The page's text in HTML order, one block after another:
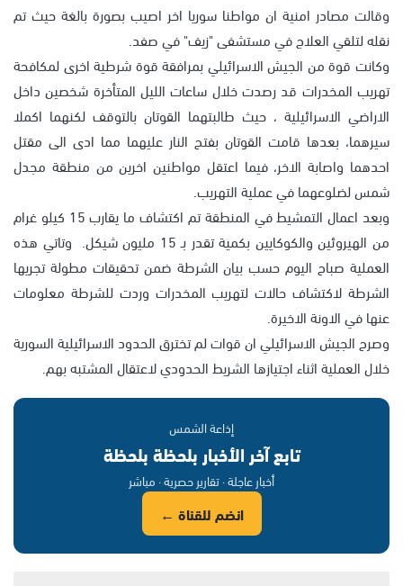
وقالت مصادر امنية ان مواطنا سوريا اخر اصيب بصورة بالغة حيث تم
نقله لتلقي العلاج في مستشفى "زيف" في صفد.
وكانت قوة من الجيش الاسرائيلي بمرافقة قوة شرطية اخرى لمكافحة
تهريب المخدرات قد رصدت خلال ساعات الليل المتأخرة شخصين داخل
الاراضي الاسرائيلية ، حيث طالبتهما القوتان بالتوقف لكنهما اكملا
سيرهما، بعدها قامت القوتان بفتح النار عليهما مما ادى الى مقتل
احدهما واصابة الاخر، فيما اعتقل مواطنين اخرين من منطقة مجدل
شمس لضلوعهما في عملية التهريب.
وبعد اعمال التمشيط في المنطقة تم اكتشاف ما يقارب 15 كيلو غرام
من الهيروئين والكوكايين بكمية تقدر بـ 15 مليون شيكل. وتاتي هذه
العملية صباح اليوم حسب بيان الشرطة ضمن تحقيقات مطولة تجريها
الشرطة لاكتشاف حالات لتهريب المخدرات وردت للشرطة معلومات
عنها في الاونة الاخيرة.
وصرح الجيش الاسرائيلي ان قوات لم تخترق الحدود الاسرائيلية السورية
خلال العملية اثناء اجتيازها الشريط الحدودي لاعتقال المشتبه بهم.
إذاعة الشمس
تابع آخر الأخبار بلحظة بلحظة
أخبار عاجلة · تقارير حصرية · مباشر
انضم للقناة ←